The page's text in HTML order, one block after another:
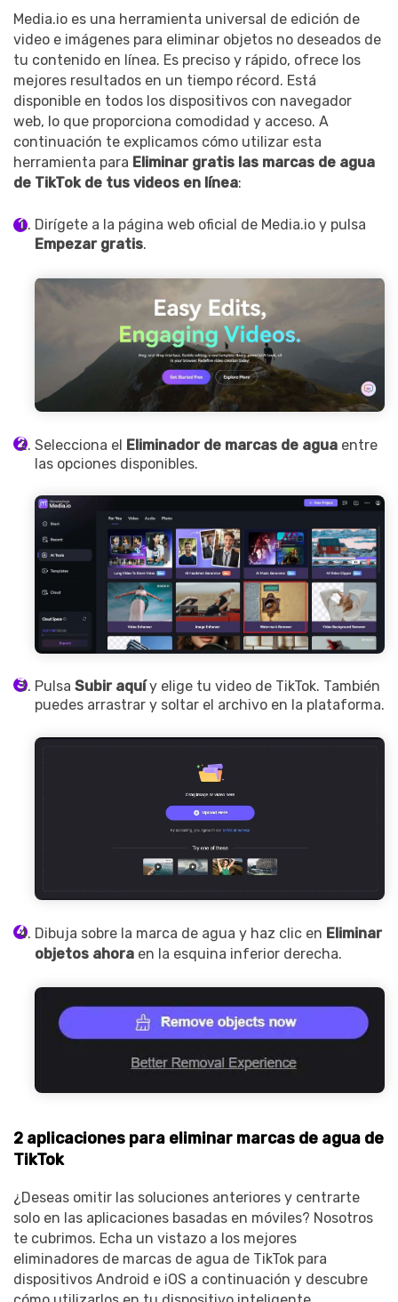
Media.io es una herramienta universal de edición de
video e imágenes para eliminar objetos no deseados de
tu contenido en línea. Es preciso y rápido, ofrece los
mejores resultados en un tiempo récord. Está
disponible en todos los dispositivos con navegador
web, lo que proporciona comodidad y acceso. A
continuación te explicamos cómo utilizar esta
herramienta para Eliminar gratis las marcas de agua
de TikTok de tus videos en línea:
Dirígete a la página web oficial de Media.io y pulsa
Empezar gratis.
Selecciona el Eliminador de marcas de agua entre
las opciones disponibles.
Pulsa Subir aquíy elige tu video de TikTok. También
puedes arrastrar y soltar el archivo en la plataforma.
Dibuja sobre la marca de agua y haz clic en Eliminar
objetos ahora en la esquina inferior derecha.
2 aplicaciones para eliminar marcas de agua de
TikTok
¿Deseas omitir las soluciones anteriores y centrarte
solo en las aplicaciones basadas en móviles? Nosotros
te cubrimos. Echa un vistazo a los mejores
eliminadores de marcas de agua de TikTok para
dispositivos Android e iOS a continuación y descubre